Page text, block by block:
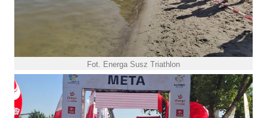
Fot. Energa Susz Triathlon